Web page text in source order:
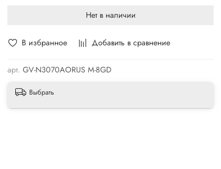
В избранное Добавить в сравнение
арт. GV-N3070AORUS M-8GD
Нет в наличии
Выбрать